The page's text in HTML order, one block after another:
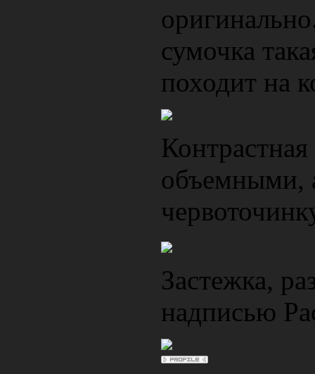
сумочка
походит на
объемными,
Застежка,
надписью